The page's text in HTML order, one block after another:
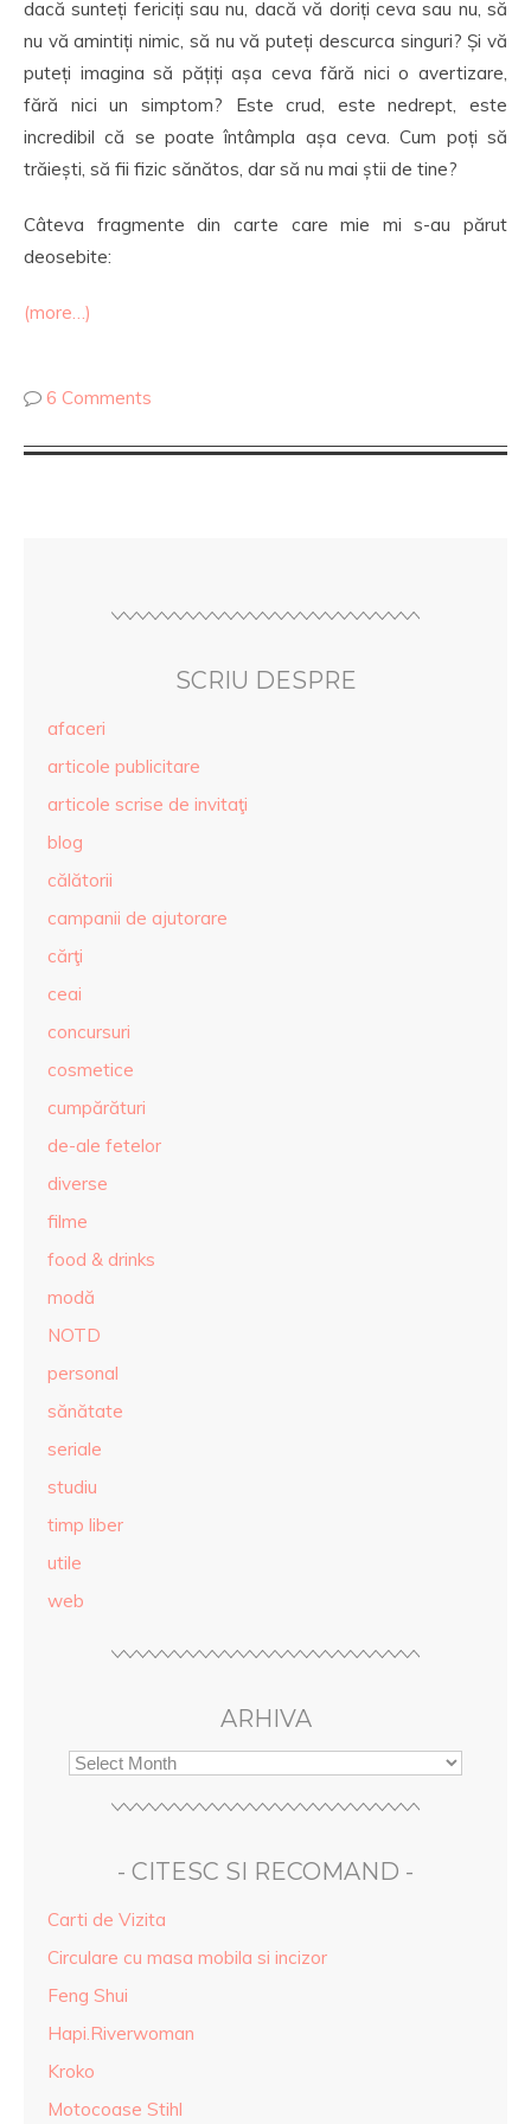
dacă sunteți fericiți sau nu, dacă vă doriți ceva sau nu, să
nu vă amintiți nimic, să nu vă puteți descurca singuri? Și vă
puteți imagina să pățiți așa ceva fără nici o avertizare,
fără nici un simptom? Este crud, este nedrept, este
incredibil că se poate întâmpla așa ceva. Cum poți să
trăiești, să fii fizic sănătos, dar să nu mai știi de tine?
Câteva fragmente din carte care mie mi s-au părut
deosebite:
(more…)
6 Comments
SCRIU DESPRE
afaceri
articole publicitare
articole scrise de invitaţi
blog
călătorii
campanii de ajutorare
cărţi
ceai
concursuri
cosmetice
cumpărături
de-ale fetelor
diverse
filme
food & drinks
modă
NOTD
personal
sănătate
seriale
studiu
timp liber
utile
web
ARHIVA
- CITESC SI RECOMAND -
Carti de Vizita
Circulare cu masa mobila si incizor
Feng Shui
Hapi.Riverwoman
Kroko
Motocoase Stihl